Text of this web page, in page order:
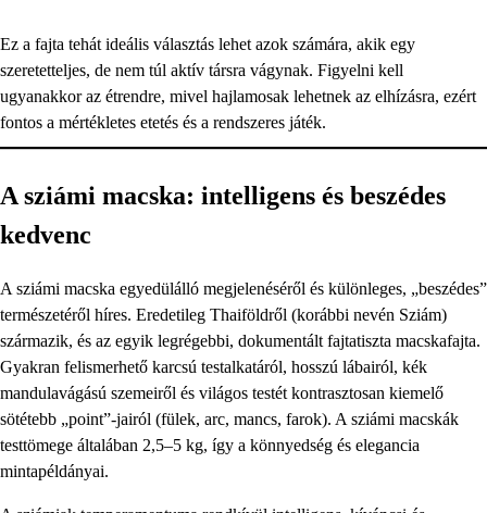
Ez a fajta tehát ideális választás lehet azok számára, akik egy
szeretetteljes, de nem túl aktív társra vágynak. Figyelni kell
ugyanakkor az étrendre, mivel hajlamosak lehetnek az elhízásra, ezért
fontos a mértékletes etetés és a rendszeres játék.
A sziámi macska: intelligens és beszédes
kedvenc
A sziámi macska egyedülálló megjelenéséről és különleges, „beszédes”
természetéről híres. Eredetileg Thaiföldről (korábbi nevén Sziám)
származik, és az egyik legrégebbi, dokumentált fajtatiszta macskafajta.
Gyakran felismerhető karcsú testalkatáról, hosszú lábairól, kék
mandulavágású szemeiről és világos testét kontrasztosan kiemelő
sötétebb „point”-jairól (fülek, arc, mancs, farok). A sziámi macskák
testtömege általában 2,5–5 kg, így a könnyedség és elegancia
mintapéldányai.